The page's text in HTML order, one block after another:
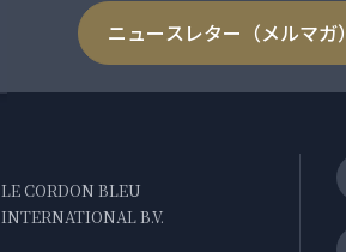
ニュースレター（メルマガ
LE CORDON BLEU
INTERNATIONAL B.V.